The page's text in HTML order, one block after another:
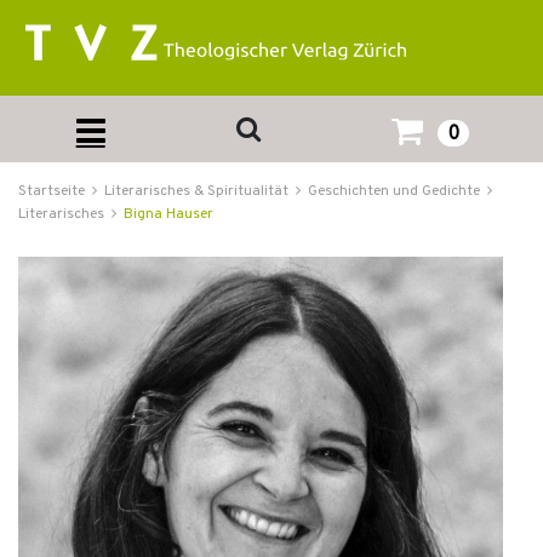
0
Startseite Literarisches & Spiritualität
Geschichten und Gedichte
Literarisches
Bigna Hauser